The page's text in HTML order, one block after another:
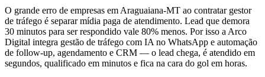
O grande erro de empresas em Araguaiana-MT ao contratar gestor
de tráfego é separar mídia paga de atendimento. Lead que demora
30 minutos para ser respondido vale 80% menos. Por isso a Arco
Digital integra gestão de tráfego com IA no WhatsApp e automação
de follow-up, agendamento e CRM — o lead chega, é atendido em
segundos, qualificado em minutos e fica na cara do gol em horas.